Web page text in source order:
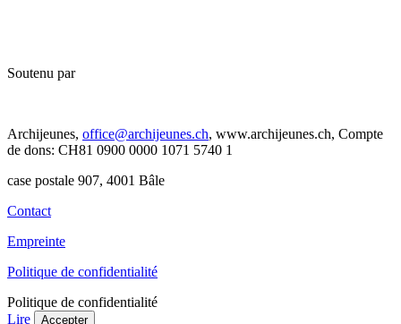
Soutenu par
Archijeunes, office@archijeunes.ch, www.archijeunes.ch, Compte
de dons: CH81 0900 0000 1071 5740 1
case postale 907, 4001 Bâle
Contact
Empreinte
Politique de confidentialité
Politique de confidentialité
Lire
Accepter